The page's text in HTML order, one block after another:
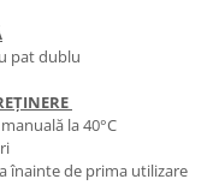
pat dublu
la 40°C
înainte de prima utilizare